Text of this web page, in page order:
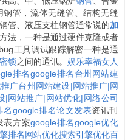
钢管，流体无缝管、结构无缝
管、液压支柱钢管通常说的加
法，一种是通过硬件克隆或者
工具调试跟踪解密一种是通
锁之间的通讯。 娱乐幸福女人
排名google排名 台州网站建
广台州网站建设|网站推广|网
|网站推广|网站优化|网络公司
名google排名论文发表资讯刊
表方案google排名google优化
排名网站优化搜索引擎优化百